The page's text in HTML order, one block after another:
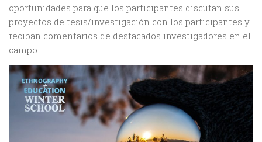
oportunidades para que los participantes discutan sus
proyectos de tesis/investigación con los participantes y
reciban comentarios de destacados investigadores en el
campo.